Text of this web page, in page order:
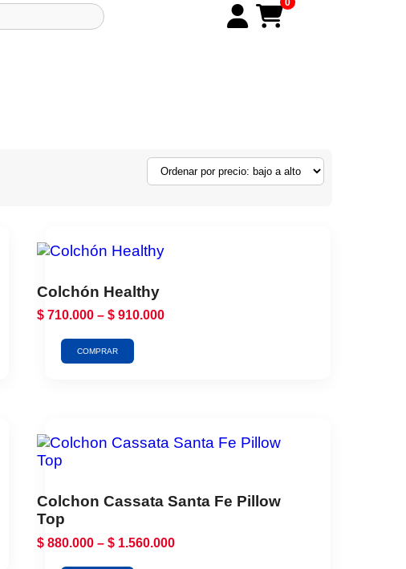
0
Colchón Healthy
$710.000– $910.000
COMPRAR
Colchon Cassata Santa Fe Pillow
Top
$880.000– $1.560.000